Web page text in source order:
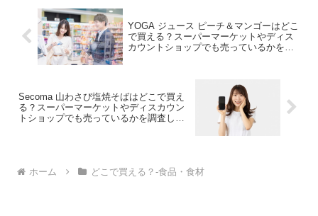
YOGA ジュース ピーチ＆マンゴーはどこ
で買える？スーパーマーケットやディス
カウントショップでも売っているかを調
Secoma 山わさび塩焼そばはどこで買え
る？スーパーマーケットやディスカウン
トショップでも売っているかを調査し、
ホーム どこで買える？-食品・食材